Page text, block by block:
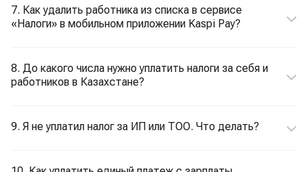
7. Как удалить работника из списка в сервисе
«Налоги» в мобильном приложении Kaspi Pay?
8. До какого числа нужно уплатить налоги за себя и
работников в Казахстане?
9. Я не уплатил налог за ИП или ТОО. Что делать?